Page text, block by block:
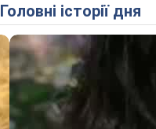
Головні історії дня